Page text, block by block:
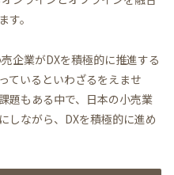
。
企業がDXを積極的に推進する
ているといわざるをえませ
題もある中で、日本の小売業
しながら、DXを積極的に進め